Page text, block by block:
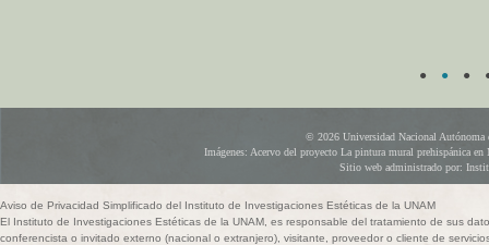
● ● ●
© 2026 Universidad Nacional Autónoma
Imágenes: Acervo del proyecto La pintura mural prehispánica
Sitio web administrado por:
Aviso de Privacidad Simplificado del Instituto de Investigaciones Estéticas de la UNAM
El Instituto de Investigaciones Estéticas de la UNAM, es responsable del tratamiento de sus
conferencista o invitado externo (nacional o extranjero), visitante, proveedor o cliente de